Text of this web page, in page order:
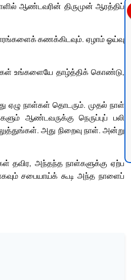
ஆண்டவரின் திருமுன் ஆரத்திப்
கணக்கிடவும். ஏழாம் ஓய்வு
உங்களையே தாழ்த்திக் கொண்டு,
ஏழு நாள்கள் தொடரும். முதல் நாள்
ஆண்டவருக்கு நெருப்புப் பலி
அது நிறைவு நாள். அன்று
தவிர, அந்தந்த நாள்களுக்கு ஏற்ப
சபையாய்க் கூடி அந்த நாளைப்